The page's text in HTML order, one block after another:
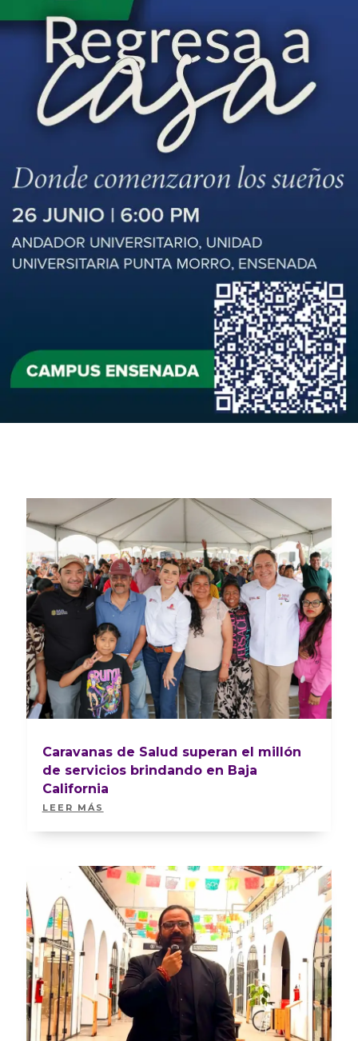
Caravanas de Salud superan el millón
de servicios brindando en Baja
California
LEER MÁS